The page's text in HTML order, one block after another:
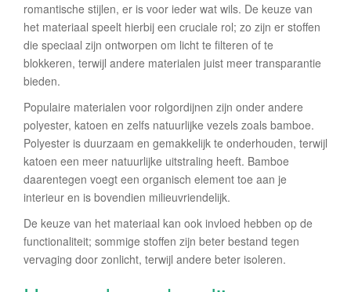
romantische stijlen, er is voor ieder wat wils. De keuze van
het materiaal speelt hierbij een cruciale rol; zo zijn er stoffen
die speciaal zijn ontworpen om licht te filteren of te
blokkeren, terwijl andere materialen juist meer transparantie
bieden.
Populaire materialen voor rolgordijnen zijn onder andere
polyester, katoen en zelfs natuurlijke vezels zoals bamboe.
Polyester is duurzaam en gemakkelijk te onderhouden, terwijl
katoen een meer natuurlijke uitstraling heeft. Bamboe
daarentegen voegt een organisch element toe aan je
interieur en is bovendien milieuvriendelijk.
De keuze van het materiaal kan ook invloed hebben op de
functionaliteit; sommige stoffen zijn beter bestand tegen
vervaging door zonlicht, terwijl andere beter isoleren.